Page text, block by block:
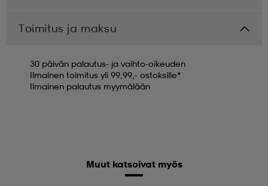
Toimitus ja maksu
30 päivän palautus- ja vaihto-oikeuden
Ilmainen toimitus yli 99,99,- ostoksille*
Ilmainen palautus myymälään
Muut katsoivat myös